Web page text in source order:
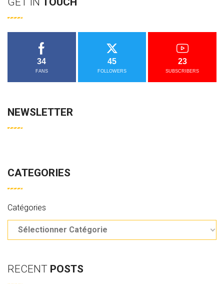
34
FANS
45
FOLLOWERS
23
SUBSCRIBERS
NEWSLETTER
CATEGORIES
Catégories
RECENT POSTS